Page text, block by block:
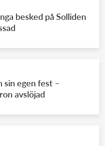
besked på Solliden
egen fest –
avslöjad